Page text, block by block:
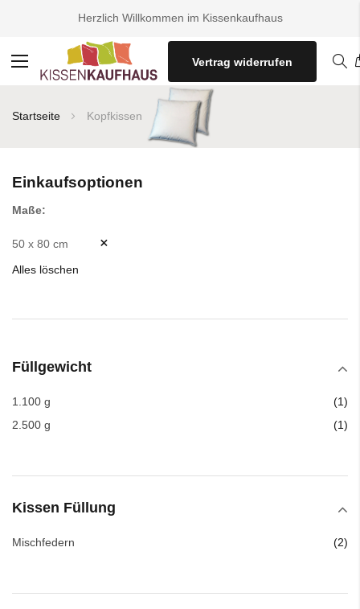
Herzlich Willkommen im Kissenkaufhaus
Navigation
Vertrag widerrufen
Startseite Kopfkissen
Einkaufsoptionen
Maße
50 x 80 cm
Alles löschen
Füllgewicht
1.100 g 1
2.500 g
1
Kissen Füllung
Mischfedern 2